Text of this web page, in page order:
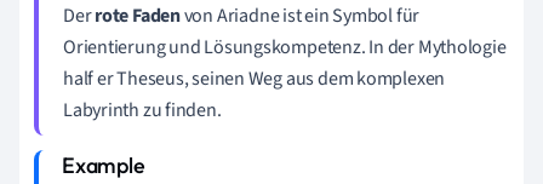
Derrote Fadenvon Ariadne ist ein Symbol für
Orientierung und Lösungskompetenz. In der Mythologie
half er Theseus, seinen Weg aus dem komplexen
Labyrinth zu finden.